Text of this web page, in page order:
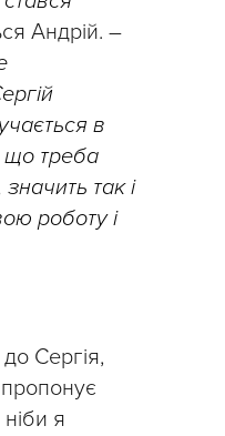
Андрій. –
в
що треба
так і
роботу і
Сергія,
пропонує
ніби я